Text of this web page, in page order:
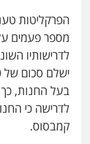
הפרקליטות
מספר פעמים
לדרישותיו
ישלם סכום של 30 אלף שקל.
בעל החנות,
לדרישה כי
קמבסוס.